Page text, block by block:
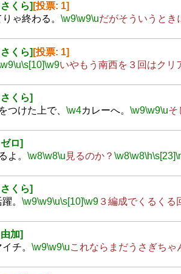
くら] [投票: 1]
ゃ終わる。 \w9\w9\uだがそういうとき
くら] [投票: 1]
\u\s[10]\w9いやもう南西を３回はクリ
くら]
つけた上で、 \w4カレーへ。 \w9\w9\uそ
ロ]
よ。 \w8\w8\u 見るのか？ \w8\w8\h\s[23]
くら]
。 \w9\w9\u\s[10]\w9３編成でくるくる
加]
チ。 \w9\w9\uこれならまだうさぎちゃ